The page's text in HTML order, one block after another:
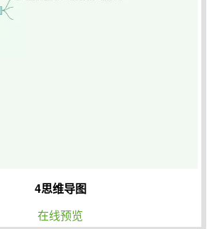
4思维导图
在线预览